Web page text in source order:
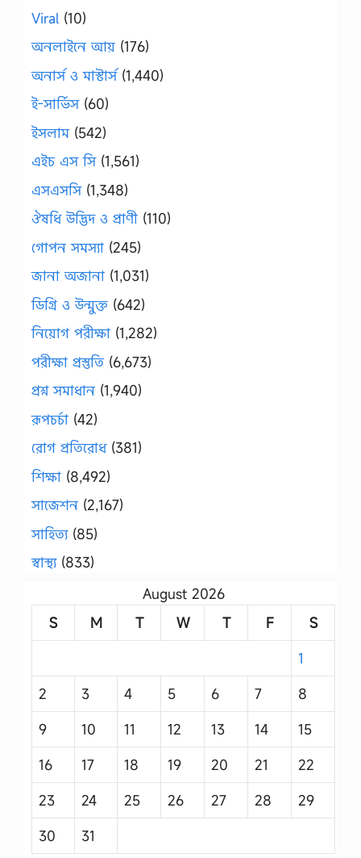
Viral (10)
অনলাইনে আয় (176)
অনার্স ও মাস্টার্স(1,440)
ই-সার্ভিস(60)
ইসলাম(542)
এইচ এস সি(1,561)
এসএসসি(1,348)
ঔষধি উদ্ভিদ ও প্রাণী (110)
গোপন সমস্যা (245)
জানা অজানা (1,031)
ডিগ্রি ও উন্মুক্ত (642)
নিয়োগ পরীক্ষা (1,282)
পরীক্ষা প্রস্তুতি (6,673)
প্রশ্ন সমাধান (1,940)
রূপচর্চা (42)
রোগ প্রতিরোধ(381)
শিক্ষা (8,492)
সাজেশন (2,167)
সাহিত্য(85)
স্বাস্থ্য(833)
August 2026
S
M T W T F
S
1
2
3 4 5 6 7
8
9
10 11 12 13 14
15
16
17 18 19 20 21
22
23
24 25 26 27 28
29
30
31